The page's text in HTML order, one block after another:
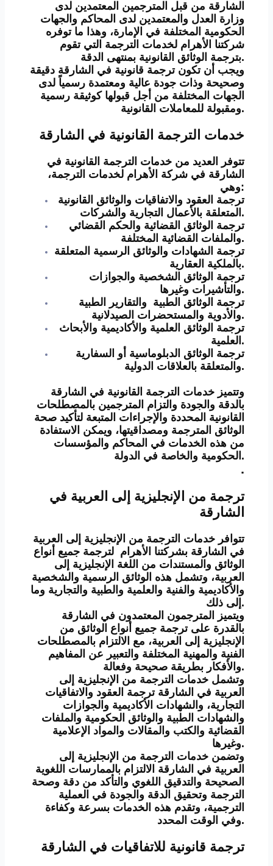
الشارقة من قبل المترجمين المعتمدين لدى
وزارة العدل والمعتمدين لدى المحاكم والجهات
الحكومية المختلفة في الإمارة، وهذا ما توفره
شركتنا الأهرام لخدمات الترجمة التي تقوم
بترجمة الوثائق القانونية بمنتهى الدقة.
ويجب أن تكون ترجمة قانونية في الشارقة دقيقة
وصحيحة وذات جودة عالية ومعتمدة رسمياً لدى
الجهات المختلفة من أجل قبولها كوثيقة رسمية
ومقبولة للمعاملات القانونية.
خدمات الترجمة القانونية في الشارقة
تتوفر العديد من خدمات الترجمة القانونية في
الشارقة في شركة الأهرام لخدمات الترجمة،
وهي:
ترجمة العقود والاتفاقيات والوثائق القانونية
المتعلقة بالأعمال التجارية والشركات.
ترجمة الوثائق القضائية والحكم القضائي
والملفات القضائية المختلفة.
ترجمة الشهادات والوثائق الرسمية المتعلقة
بالملكية العقارية.
ترجمة الوثائق الشخصية والجوازات
والتأشيرات وغيرها.
ترجمة الوثائق الطبية والتقارير الطبية
والأدوية والمستحضرات الصيدلانية.
ترجمة الوثائق العلمية والأكاديمية والأبحاث
العلمية.
ترجمة الوثائق الدبلوماسية أو السفارية
والمتعلقة بالعلاقات الدولية.
وتتميز خدمات الترجمة القانونية في الشارقة
بالدقة والجودة والتزام المترجمين بالمصطلحات
القانونية المحددة والإجراءات المتبعة لتأكيد صحة
الوثائق المترجمة ومصداقيتها، ويمكن الاستفادة
من هذه الخدمات في المحاكم والمؤسسات
الحكومية والخاصة في الدولة.
.
ترجمة من الإنجليزية إلى العربية في
الشارقة
تتوافر خدمات الترجمة من الإنجليزية إلى العربية
في الشارقة بشركتنا الأهرام لترجمة جميع أنواع
الوثائق والمستندات من اللغة الإنجليزية إلى
العربية، وتشمل هذه الوثائق الرسمية والشخصية
والأكاديمية والفنية والعلمية والطبية والتجارية وما
إلى ذلك.
ويتميز المترجمون المعتمدون في الشارقة
بالقدرة على ترجمة جميع أنواع الوثائق من
الإنجليزية إلى العربية، مع الالتزام بالمصطلحات
الفنية والمهنية المختلفة والتعبير عن المفاهيم
والأفكار بطريقة صحيحة وفعالة.
وتشمل خدمات الترجمة من الإنجليزية إلى
العربية في الشارقة ترجمة العقود والاتفاقيات
التجارية، والشهادات الأكاديمية والجوازات
والشهادات الطبية والوثائق الحكومية والملفات
القضائية والكتب والمقالات والمواد الإعلامية
وغيرها.
وتضمن خدمات الترجمة من الإنجليزية إلى
العربية في الشارقة الالتزام بالممارسات اللغوية
الصحيحة والتدقيق اللغوي والتأكد من دقة وصحة
الترجمة وتحقيق الدقة والجودة في العملية
الترجمية، وتقدم هذه الخدمات بسرعة وكفاءة
وفي الوقت المحدد.
ترجمة قانونية للاتفاقيات في الشارقة